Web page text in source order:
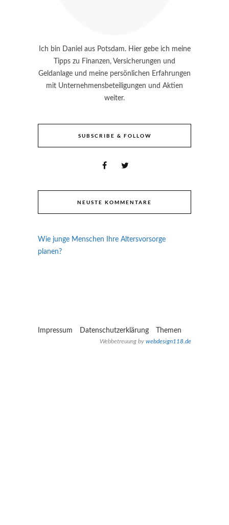
Ich bin Daniel aus Potsdam. Hier gebe ich meine
Tipps zu Finanzen, Versicherungen und
Geldanlage und meine persönlichen Erfahrungen
mit Unternehmensbeteiligungen und Aktien
weiter.
SUBSCRIBE & FOLLOW
NEUSTE KOMMENTARE
Wie junge Menschen Ihre Altersvorsorge
planen?
Impressum Datenschutzerklärung Themen
Webbetreuung by webdesign118.de